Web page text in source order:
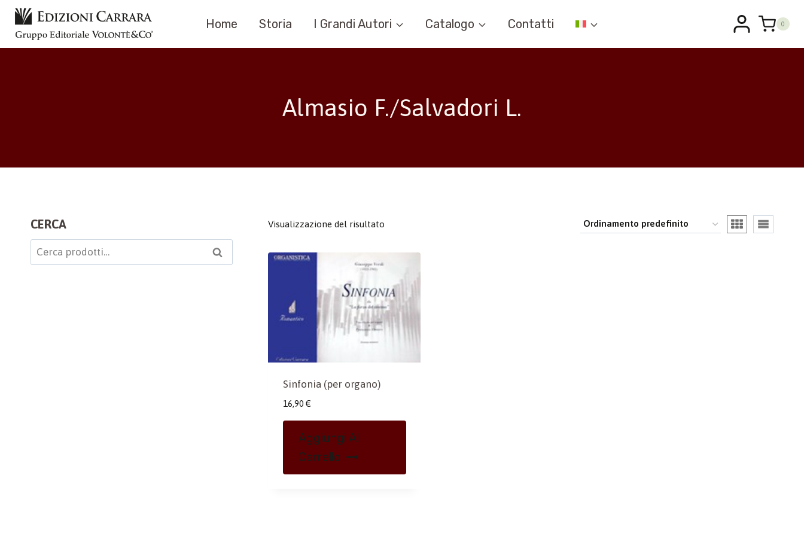
Salta
contenuto
Home Storia I Grandi Autori Catalogo Contatti 0
Almasio F./Salvadori L.
Visualizzazione del risultato
Sinfonia (per organo)
16,90 €
Aggiungi Al
Carrello
CERCA
Cerca: Cerca